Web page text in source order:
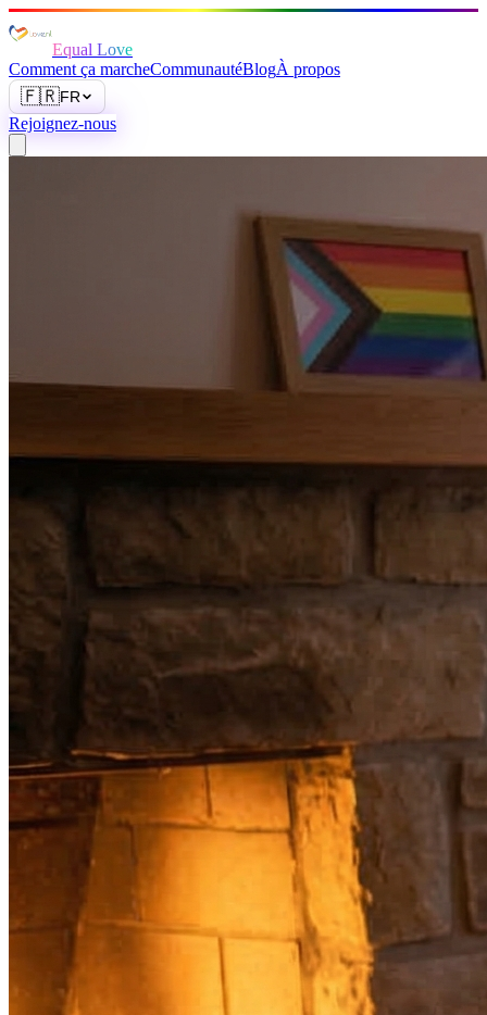
Equal Love
Comment ça marcheCommunautéBlogÀ propos
🇫🇷FR
Rejoignez-nous